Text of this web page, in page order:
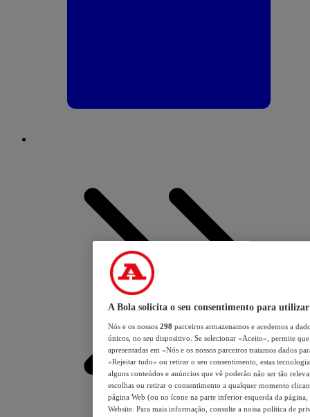
A Bola solicita o seu consentimento para utilizar
Nós e os nossos 298 parceiros armazenamos e acedemos a
únicos, no seu dispositivo. Se selecionar «Aceito», permite
apresentadas em «Nós e os nossos parceiros tratamos dados
«Rejeitar tudo» ou retirar o seu consentimento, estas
alguns conteúdos e anúncios que vê poderão não ser tão
escolhas ou retirar o consentimento a qualquer momento
página Web (ou no ícone na parte inferior esquerda da página,
Website. Para mais informação, consulte a nossa política de